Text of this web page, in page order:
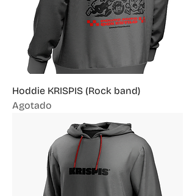
Hoddie KRISPIS (Rock band)
Agotado